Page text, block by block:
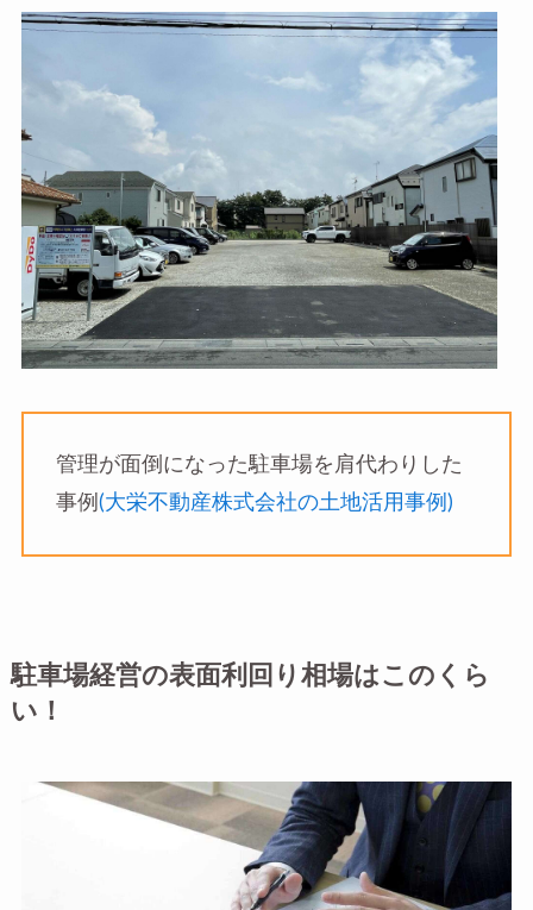
管理が面倒になった駐車場を肩代わりした
事例 (大栄不動産株式会社の土地活用事例)
駐車場経営の表面利回り相場はこのくら
い！